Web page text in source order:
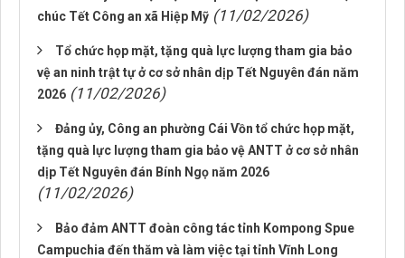
chúc Tết Công an xã Hiệp Mỹ (11/02/2026)
Tổ chức họp mặt, tặng quà lực lượng tham gia bảo
vệ an ninh trật tự ở cơ sở nhân dịp Tết Nguyên đán năm
2026 (11/02/2026)
Đảng ủy, Công an phường Cái Vồn tổ chức họp mặt,
tặng quà lực lượng tham gia bảo vệ ANTT ở cơ sở nhân
dịp Tết Nguyên đán Bính Ngọ năm 2026
(11/02/2026)
Bảo đảm ANTT đoàn công tác tỉnh Kompong Spue
Campuchia đến thăm và làm việc tại tỉnh Vĩnh Long